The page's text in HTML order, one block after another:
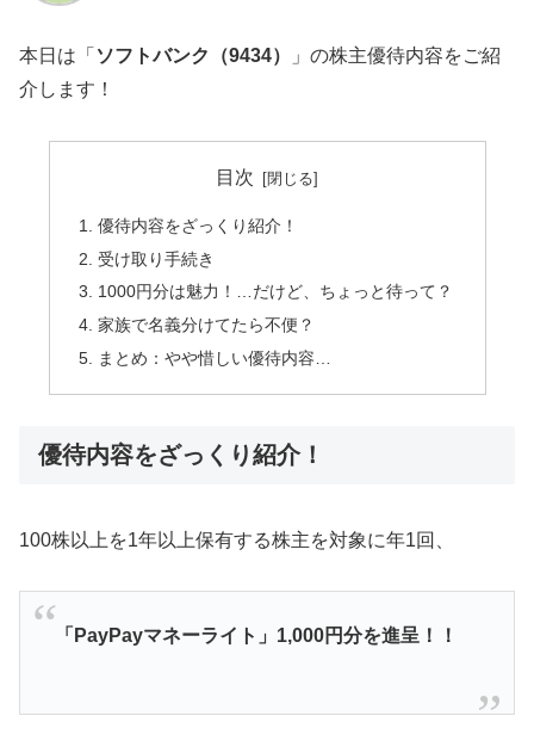
本日は「 ソフトバンク（9434）
」の株主優待内容をご紹
介します！
目次
優待内容をざっくり紹介！
受け取り手続き
1000円分は魅力！…だけど、ちょっと待って？
家族で名義分けてたら不便？
まとめ：やや惜しい優待内容…
優待内容をざっくり紹介！
100株以上を1年以上保有する株主を対象に年1回、
「PayPayマネーライト」1,000円分を進呈！！